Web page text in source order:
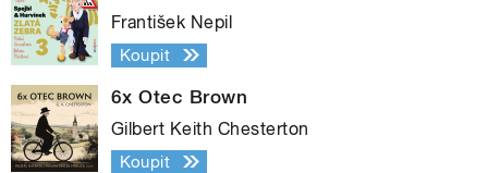
František Nepil
Koupit
6x Otec Brown
Gilbert Keith Chesterton
Koupit